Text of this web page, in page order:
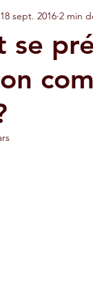
Politique
Mohammed
se
18 sept. 2016 2 min